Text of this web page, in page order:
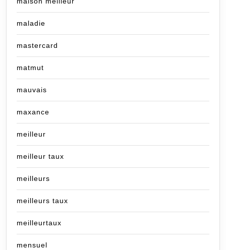
maladie
mastercard
matmut
mauvais
maxance
meilleur
meilleur taux
meilleurs
meilleurs taux
meilleurtaux
mensuel